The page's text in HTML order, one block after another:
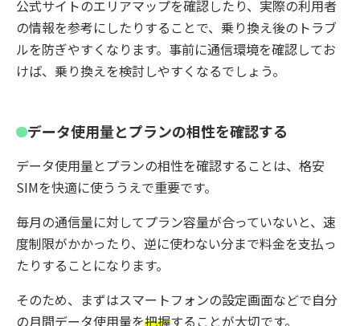
公式サイトのエリアマップを確認したり、実際の利用者
の情報を参考にしたりすることで、乗り換え後のトラブ
ルを防ぎやすくなります。事前に通信環境を確認してお
けば、乗り換えを検討しやすくなるでしょう。
データ使用量とプランの相性を確認する
データ使用量とプランの相性を確認することは、格安
SIMを快適に使ううえで重要です。
毎月の通信量に対してプラン容量が合っていないと、速
度制限がかかったり、逆に使わない分まで料金を支払っ
たりすることになります。
そのため、まずはスマートフォンの設定画面などで自分
の月間データ使用量を把握することが大切です。